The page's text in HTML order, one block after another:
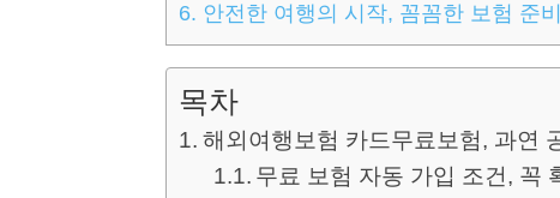
6. 안전한 여행의 시작, 꼼꼼한 보험 준
목차
해외여행보험 카드무료보험, 과연
무료 보험 자동 가입 조건, 꼭